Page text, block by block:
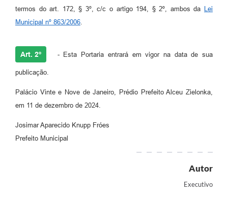
termos do art. 172, § 3º, c/c o artigo 194, § 2º, ambos da Lei
Municipal nº 863/2006
Art. 2º - Esta Portaria entrará em vigor na data de sua
publicação.
Palácio Vinte e Nove de Janeiro, Prédio Prefeito Alceu Zielonka,
em 11 de dezembro de 2024.
Josimar Aparecido Knupp Fróes
Prefeito Municipal
Autor
Executivo